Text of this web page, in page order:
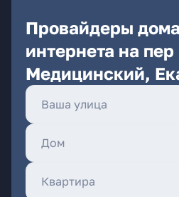
Провайдеры
интернета на пер
Медицинский,